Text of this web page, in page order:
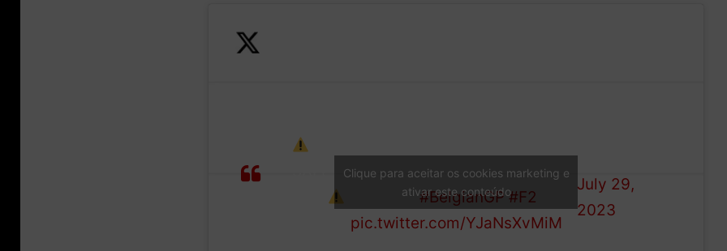
SAFETYSafety Car being
deployed#BelgianGP #F2
pic.twitter.com/YJaNsXvMiM
(@Formula2)
July 29,
2023
Clique para aceitar os cookies marketing e
ativar este conteúdo